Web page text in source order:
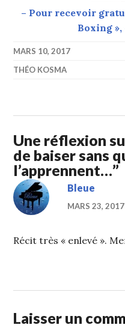
– Pour recevoir
Boxing »,
MARS 10, 2017
THÉO KOSMA
Une réflexion
de baiser sans
l’apprennent…”
Bleue
MARS 23,
Récit très « enlevé ».
Laisser un